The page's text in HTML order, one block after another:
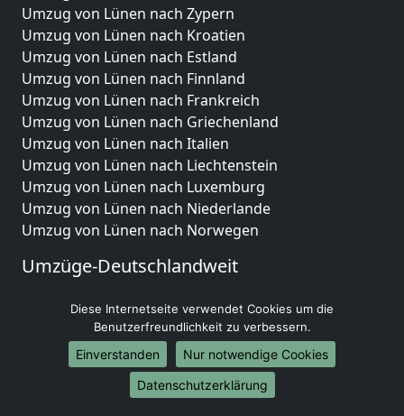
Umzug von Lünen nach Zypern
Umzug von Lünen nach Kroatien
Umzug von Lünen nach Estland
Umzug von Lünen nach Finnland
Umzug von Lünen nach Frankreich
Umzug von Lünen nach Griechenland
Umzug von Lünen nach Italien
Umzug von Lünen nach Liechtenstein
Umzug von Lünen nach Luxemburg
Umzug von Lünen nach Niederlande
Umzug von Lünen nach Norwegen
Umzüge-Deutschlandweit
Umzug von Lünen nach Hamburg
Umzug von Lünen nach München
Umzug von Lünen nach Köln
Umzug von Lünen nach Frankfurt am Main
Umzug von Lünen nach Stuttgart
Diese Internetseite verwendet Cookies um die
Benutzerfreundlichkeit zu verbessern.
Einverstanden
Nur notwendige Cookies
Datenschutzerklärung